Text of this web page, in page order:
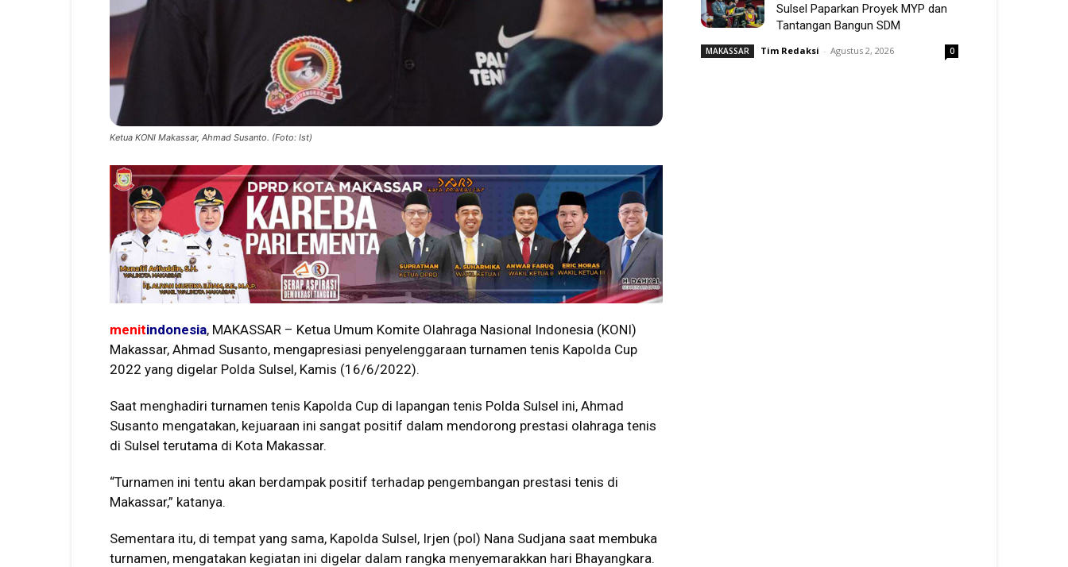
Ketua KONI Makassar, Ahmad Susanto. (Foto: Ist)
menitindonesia, MAKASSAR – Ketua Umum Komite Olahraga Nasional Indonesia (KONI)
Makassar, Ahmad Susanto, mengapresiasi penyelenggaraan turnamen tenis Kapolda Cup
2022 yang digelar Polda Sulsel, Kamis (16/6/2022).
Saat menghadiri turnamen tenis Kapolda Cup di lapangan tenis Polda Sulsel ini, Ahmad
Susanto mengatakan, kejuaraan ini sangat positif dalam mendorong prestasi olahraga tenis
di Sulsel terutama di Kota Makassar.
“Turnamen ini tentu akan berdampak positif terhadap pengembangan prestasi tenis di
Makassar,” katanya.
Sementara itu, di tempat yang sama, Kapolda Sulsel, Irjen (pol) Nana Sudjana saat membuka
turnamen, mengatakan kegiatan ini digelar dalam rangka menyemarakkan hari Bhayangkara.
Sulsel Paparkan Proyek MYP dan
Tantangan Bangun SDM
MAKASSAR Tim Redaksi - Agustus 2, 2026 0